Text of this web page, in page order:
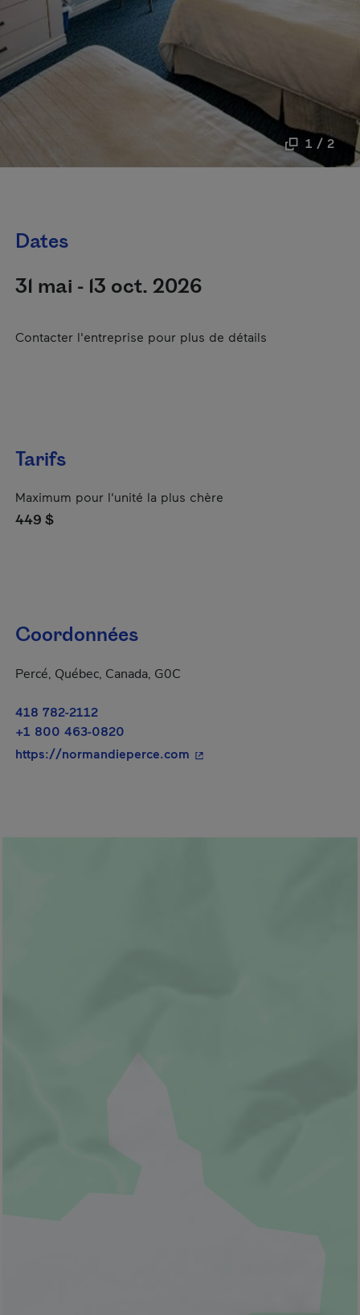
1 / 2
Dates
31 mai - 13 oct. 2026
Contacter l'entreprise pour plus de détails
Tarifs
Maximum pour l'unité la plus chère
449 $
Coordonnées
Percé, Québec, Canada, G0C
418 782-2112
+1 800 463-0820
https://normandieperce.com - Cet hyperlien s'ouvrira